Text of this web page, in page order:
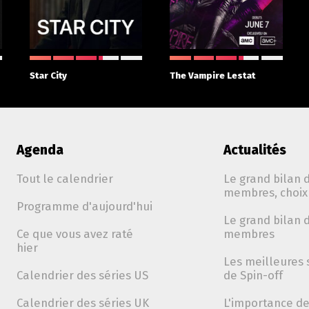
Star City The Vampire Lestat
Agenda
Tout le calendrier
Programme d'aujourd'hui
Ce que vous avez raté
hier
Calendrier des séries US
Calendrier des séries UK
Actualités
Le grand bilan
membres,
Le grand bilan
membres
Les meilleures
de Spin-off
L'importance